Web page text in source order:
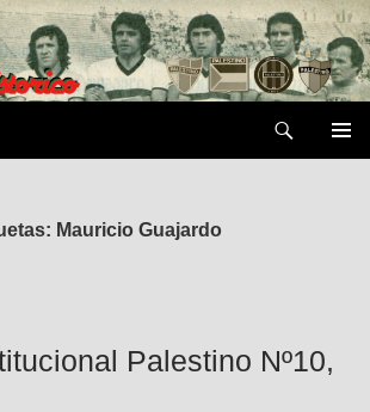
Mauricio Guajardo
Palestino Nº10,